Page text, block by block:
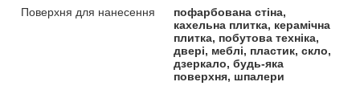
Поверхня для нанесення
пофарбована стіна,
кахельна плитка, керамічна
плитка, побутова техніка,
двері, меблі, пластик, скло,
дзеркало, будь-яка
поверхня, шпалери